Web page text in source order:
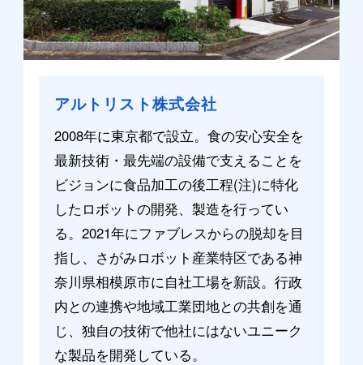
アルトリスト株式会社
2008年に東京都で設立。食の安心安全を
最新技術・最先端の設備で支えることを
ビジョンに食品加工の後工程(注)に特化
したロボットの開発、製造を行ってい
る。2021年にファブレスからの脱却を目
指し、さがみロボット産業特区である神
奈川県相模原市に自社工場を新設。行政
内との連携や地域工業団地との共創を通
じ、独自の技術で他社にはないユニーク
な製品を開発している。